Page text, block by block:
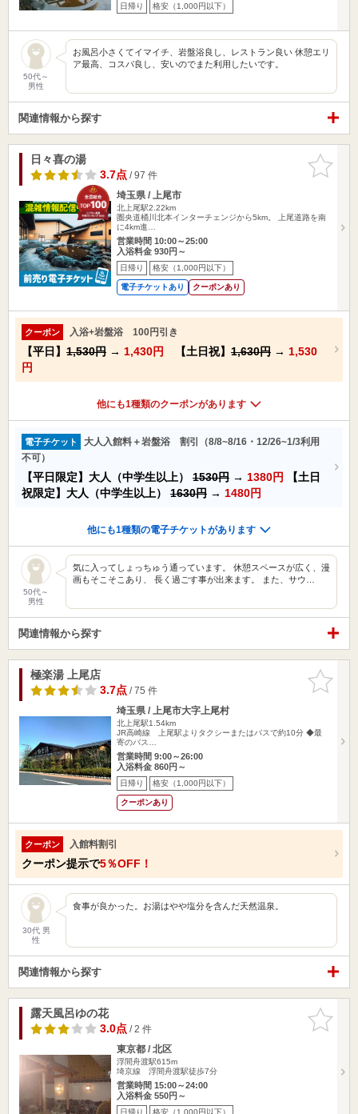
日帰り 格安（1,000円以下）
50代～
男性
お風呂小さくてイマイチ、岩盤浴良し、レストラン良い 休憩エリ
ア最高、コスパ良し、安いのでまた利用したいです。
関連情報から探す
お気に入
りに追加
日々喜の湯
3.7点/ 97 件
埼玉県 / 上尾市
北上尾駅2.22km
圏央道桶川北本インターチェンジから5km。 上尾道路を南
に4km進…
営業時間 10:00～25:00
入浴料金 930円～
日帰り 格安（1,000円以下）
電子チケットあり クーポンあり
クーポン 入浴+岩盤浴 100円引き
【平日】 1,530円 → 1,430円 【土日祝】 1,630円 → 1,530
円
他にも1種類のクーポンがあります
電子チケット
大人入館料＋岩盤浴 割引（8/8~8/16・12/26~1/3利用
不可）
【平日限定】大人（中学生以上） 1530円 → 1380円
【土日
祝限定】大人（中学生以上） 1630円 → 1480円
他にも1種類の電子チケットがあります
50代～
男性
気に入ってしょっちゅう通っています。 休憩スペースが広く、漫
画もそこそこあり、 長く過ごす事が出来ます。 また、サウ…
関連情報から探す
お気に入
りに追加
極楽湯 上尾店
3.7点/ 75 件
埼玉県 / 上尾市大字上尾村
北上尾駅1.54km
JR高崎線 上尾駅よりタクシーまたはバスで約10分 ◆最
寄のバス…
営業時間 9:00～26:00
入浴料金 860円～
日帰り 格安（1,000円以下）
クーポンあり
クーポン 入館料割引
クーポン提示で5％OFF！
30代 男
性
食事が良かった。お湯はやや塩分を含んだ天然温泉。
関連情報から探す
お気に入
りに追加
露天風呂ゆの花
3.0点/ 2 件
東京都 / 北区
浮間舟渡駅615m
埼京線 浮間舟渡駅徒歩7分
営業時間 15:00～24:00
入浴料金 550円～
日帰り 格安（1,000円以下）